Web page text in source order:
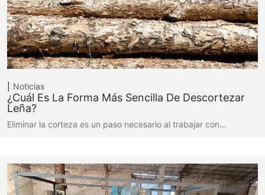
Noticias
¿Cuál Es La Forma Más Sencilla De Descortezar
Leña?
Eliminar la corteza es un paso necesario al trabajar con...